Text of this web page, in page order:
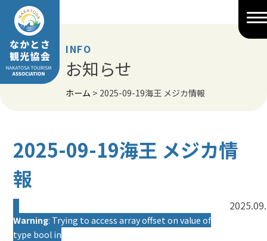
Skip
content
INFO
お知らせ
ホーム > 2025-09-19海王 メジカ情報
2025-09-19海王 メジカ情
報
Warning: Trying to access array offset on value of
type bool in